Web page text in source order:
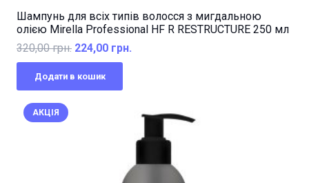
Шампунь для всіх типів волосся з мигдальною
олією Mirella Professional HF R RESTRUCTURE 250 мл
320,00грн. Оригінальна
ціна:
224,00 грн.
Додати в кошик
АКЦІЯ